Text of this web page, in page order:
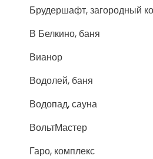
Брудершафт, загородный
В Белкино, баня
Вианор
Водолей, баня
Водопад, сауна
ВольтМастер
Гаро, комплекс